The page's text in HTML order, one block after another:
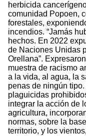
herbicida
comunidad Popoen,
forestales,
incendios. “Jamás
hechos. En 2022
de Naciones Unidas
Orellana”.
muestra de racismo
a la vida, al agua, la
penas de ningún
plaguicidas
integrar la acción de
agricultura,
normas, sobre la
territorio, y los